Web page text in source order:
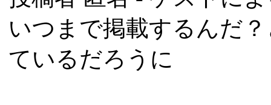
いつまで掲載するんだ
ているだろうに